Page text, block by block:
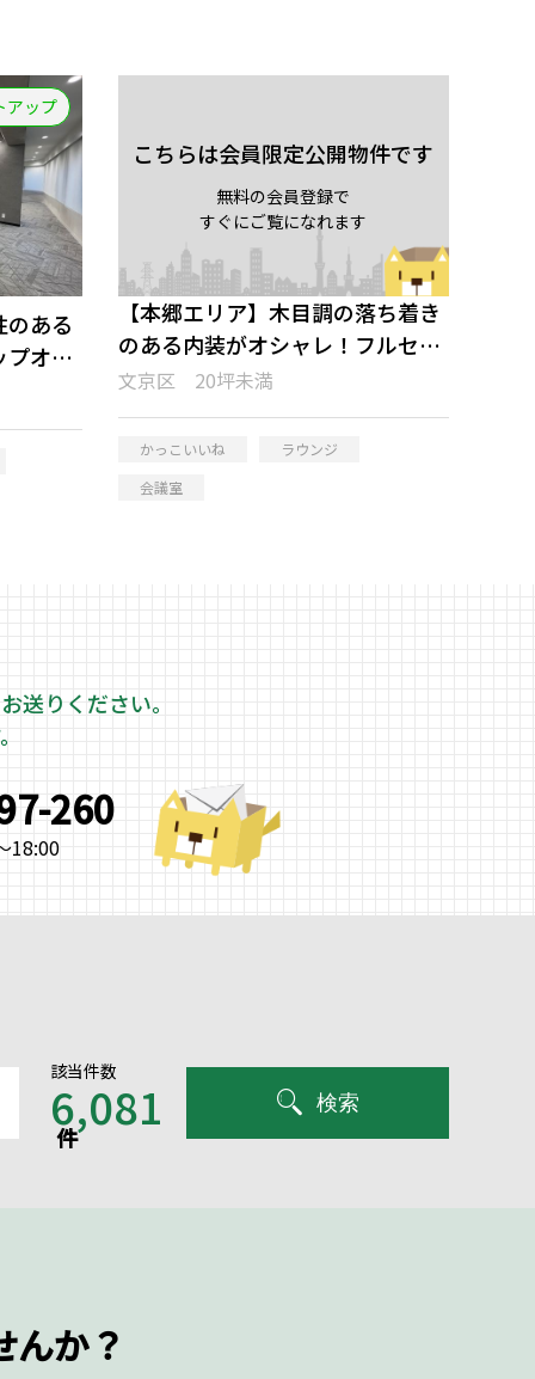
アップ
ある
オフ
こちらは会員限定公開物件です
無料の会員登録で
すぐにご覧になれます
【本郷エリア】木目調の落ち着き
のある内装がオシャレ！フルセッ
トアップオフィス
文京区 20坪未満
かっこいいね
ラウンジ
会議室
送りください。
260
18:00
該当件数
6,081
件
検索
んか？